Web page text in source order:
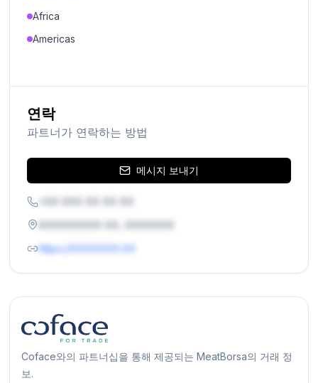
Africa
Americas
연락
파트너가 연락하는 방법
메시지 보내기
https://XXXXXXX.XX
Coface와의 파트너십을 통해 제공되는 MeatBorsa의 거래 정
보.